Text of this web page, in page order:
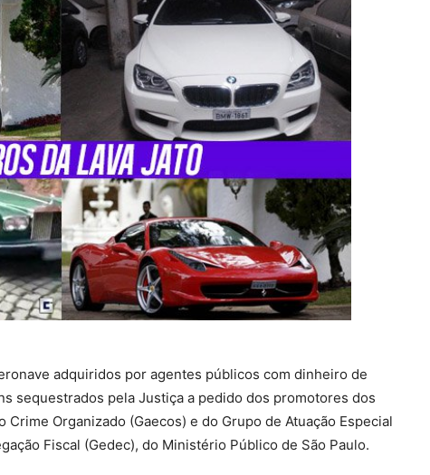
adquiridos por agentes públicos com dinheiro de
sequestrados pela Justiça a pedido dos promotores dos
Crime Organizado (Gaecos) e do Grupo de Atuação Especial
Fiscal (Gedec), do Ministério Público de São Paulo.